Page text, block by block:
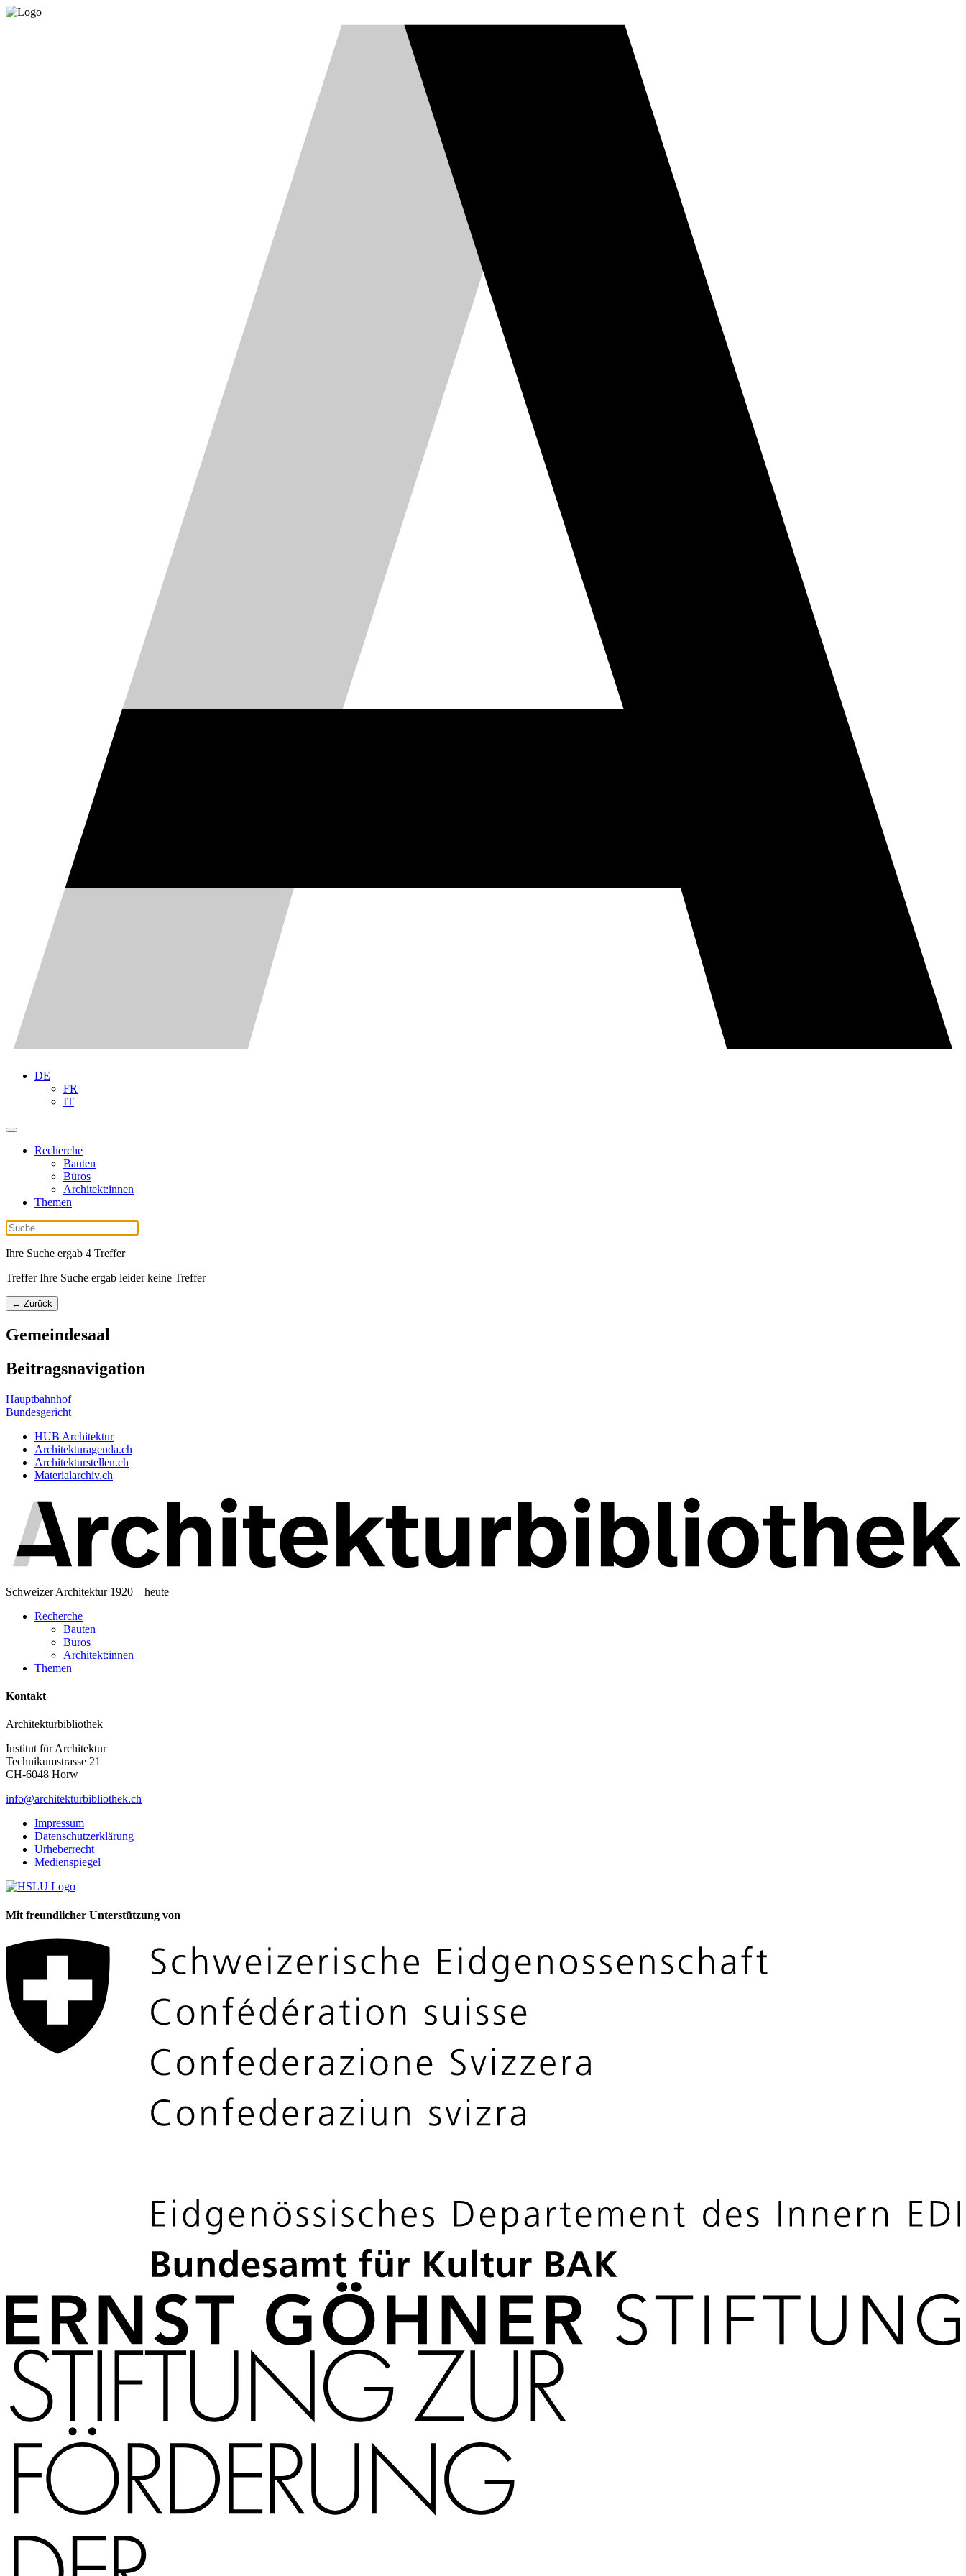
DE
FR
IT
Recherche
Bauten
Büros
Architekt:innen
Themen
Ihre Suche ergab 4 Treffer
Treffer Ihre Suche ergab leider keine Treffer
← Zurück
Gemeindesaal
Beitragsnavigation
Hauptbahnhof
Bundesgericht
HUB Architektur
Architekturagenda.ch
Architekturstellen.ch
Materialarchiv.ch
Schweizer Architektur 1920 – heute
Recherche
Bauten
Büros
Architekt:innen
Themen
Kontakt
Architekturbibliothek
Institut für Architektur
Technikumstrasse 21
CH-6048 Horw
info@architekturbibliothek.ch
Impressum
Datenschutzerklärung
Urheberrecht
Medienspiegel
Mit freundlicher Unterstützung von